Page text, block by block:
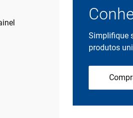
Simplifique
produtos